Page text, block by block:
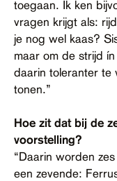
toegaan. Ik ken
vragen krijgt als:
je nog wel kaas?
maar om de strijd
daarin toleranter te
tonen.”
Hoe zit dat bij de
voorstelling?
“Daarin worden
een zevende: